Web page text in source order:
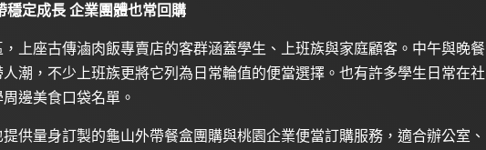
穩定成長 企業團體也常回購
上座古傳滷肉飯專賣店的客群涵蓋學生、上班族與家庭顧客。中午與晚餐
潮，不少上班族更將它列為日常輪值的便當選擇。也有許多學生日常在社
邊美食口袋名單。
供量身訂製的龜山外帶餐盒團購與桃園企業便當訂購服務，適合辦公室、